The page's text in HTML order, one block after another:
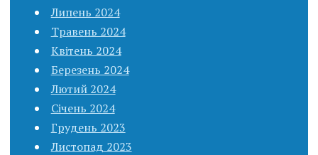
Липень 2024
Травень 2024
Квітень 2024
Березень 2024
Лютий 2024
Січень 2024
Грудень 2023
Листопад 2023